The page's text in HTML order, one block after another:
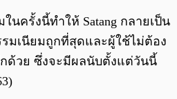
นครั้งนี้ทำให้ Satang กลายเป็น
มเนียมถูกที่สุดและผู้ใช้ไม่ต้อง
กด้วย ซึ่งจะมีผลนับตั้งแต่วันนี้